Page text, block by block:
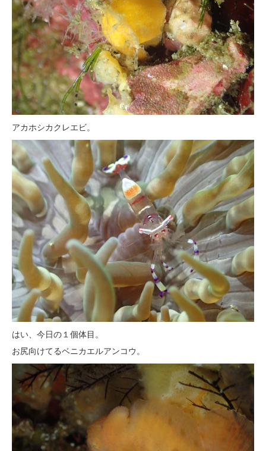
アカホシカクレエビ。
はい、今日の１個体目。
お尻向けてるベニカエルアンコウ。